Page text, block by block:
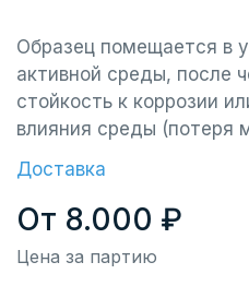
Образец помещается в
активной среды, после
стойкость к коррозии
влияния среды (потеря
Доставка
От 8.000 ₽
Цена за партию